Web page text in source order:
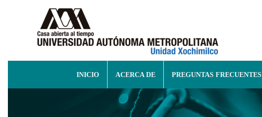
INICIO ACERCA DE PREGUNTAS FRECUENTES